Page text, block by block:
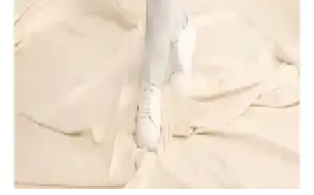
D'S Damat ve U.S. Polo Assn. Erkek Polo Yaka
Tişörtleri Karşılaştırması ve Özellikleri
Bu makalede, D'S Damat açık sarı Pike dokulu ve U.S. Polo Assn.
beyaz slim fit polo yaka tişörtlerinin malzeme, tasarım ve
dayanıklılık özellikleri detaylı şekilde karşılaştırılıyor.
Altınyılz<dı>z ve Lufian Erkek Polo Tişörtleri
Karşılaştırması Günlük ve Şık Kullanım İçin
Altınyılz<dı>z Classics ve Lufian Laon Smart erkek polo tişörtleri,
de şık ve rahat, farklı özelliklerle öne çıkıyor.